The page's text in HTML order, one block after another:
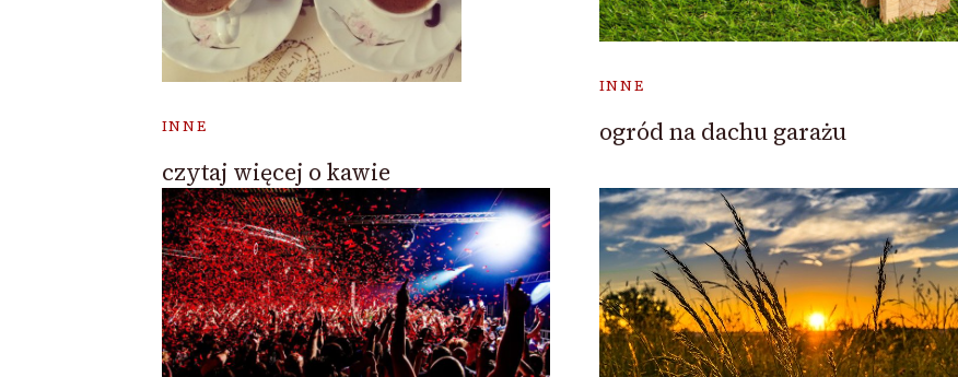
INNE
czytaj więcej o kawie
INNE
ogród na dachu garażu